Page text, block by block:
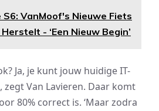
S6: VanMoof's Nieuwe Fiets
- ‘Een Nieuw Begin’
Ja, je kunt jouw huidige IT-
Van Lavieren. Daar komt
80% correct is. ‘Maar zodra